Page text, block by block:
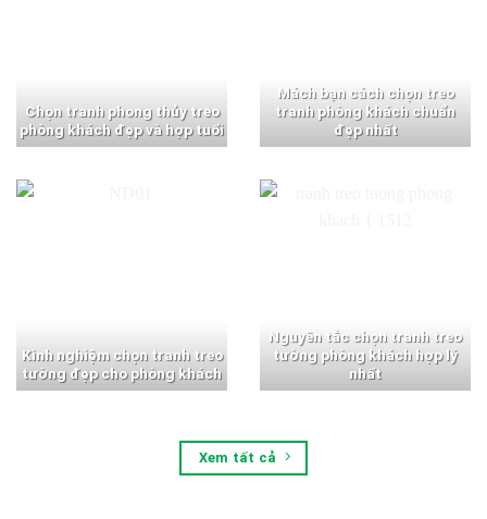
Chọn tranh phong thủy treo
phòng khách đẹp và hợp tuổi
Mách bạn cách chọn treo
tranh phòng khách chuẩn
đẹp nhất
Kinh nghiệm chọn tranh treo
tường đẹp cho phòng khách
Nguyên tắc chọn tranh treo
tường phòng khách hợp lý
nhất
Xem tất cả